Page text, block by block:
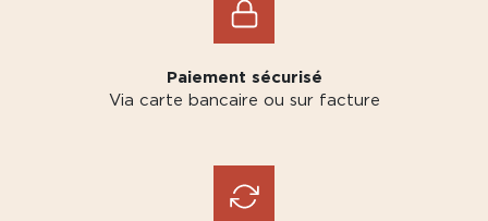
Paiement sécurisé
Via carte bancaire ou sur facture